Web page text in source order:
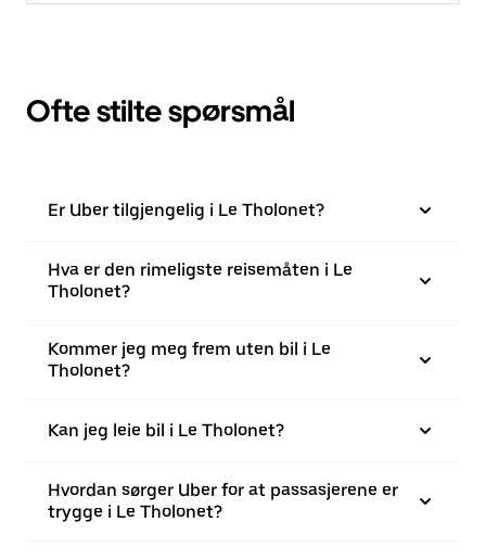
Ofte stilte spørsmål
Er Uber tilgjengelig i Le Tholonet?
Hva er den rimeligste reisemåten i Le
Tholonet?
Kommer jeg meg frem uten bil i Le
Tholonet?
Kan jeg leie bil i Le Tholonet?
Hvordan sørger Uber for at passasjerene er
trygge i Le Tholonet?